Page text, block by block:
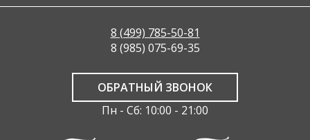
8 (499) 785-50-81
8 (985) 075-69-35
ОБРАТНЫЙ ЗВОНОК
Пн - Сб: 10:00 - 21:00